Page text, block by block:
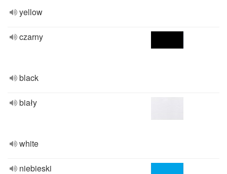
yellow
czarny
black
biały
white
niebieski